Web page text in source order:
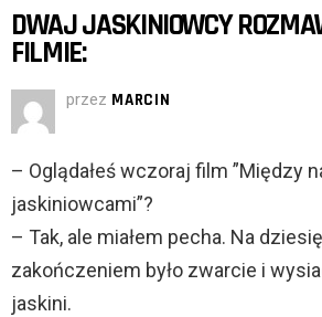
DWAJ JASKINIOWCY
FILMIE:
przez MARCIN
– Oglądałeś wczoraj film ”Między
jaskiniowcami”?
– Tak, ale miałem pecha. Na
zakończeniem było zwarcie i
jaskini.